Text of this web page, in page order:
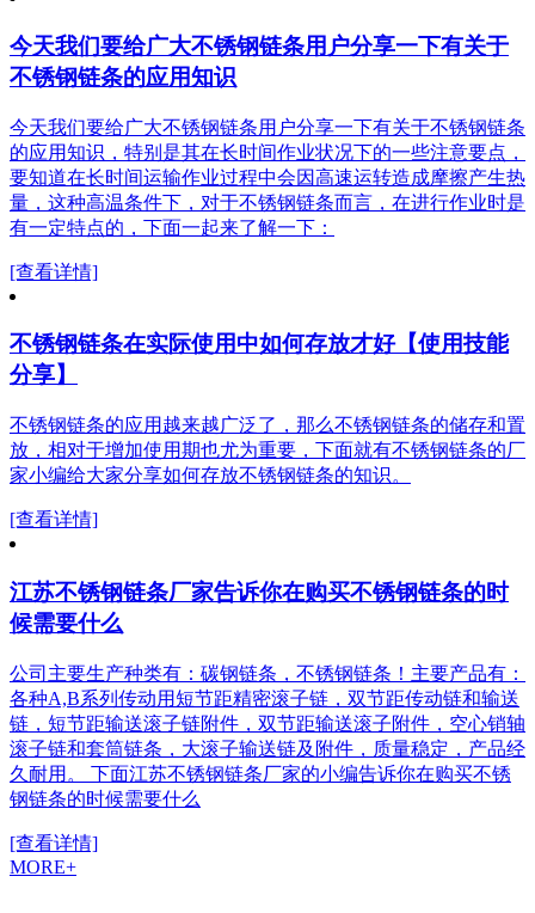
今天我们要给广大不锈钢链条用户分享一下有关于
不锈钢链条的应用知识
今天我们要给广大不锈钢链条用户分享一下有关于不锈钢链条
的应用知识，特别是其在长时间作业状况下的一些注意要点，
要知道在长时间运输作业过程中会因高速运转造成摩擦产生热
量，这种高温条件下，对于不锈钢链条而言，在进行作业时是
有一定特点的，下面一起来了解一下：
[查看详情]
不锈钢链条在实际使用中如何存放才好【使用技能
分享】
不锈钢链条的应用越来越广泛了，那么不锈钢链条的储存和置
放，相对于增加使用期也尤为重要，下面就有不锈钢链条的厂
家小编给大家分享如何存放不锈钢链条的知识。
[查看详情]
江苏不锈钢链条厂家告诉你在购买不锈钢链条的时
候需要什么
公司主要生产种类有：碳钢链条，不锈钢链条！主要产品有：
各种A,B系列传动用短节距精密滚子链，双节距传动链和输送
链，短节距输送滚子链附件，双节距输送滚子附件，空心销轴
滚子链和套筒链条，大滚子输送链及附件，质量稳定，产品经
久耐用。 下面江苏不锈钢链条厂家的小编告诉你在购买不锈
钢链条的时候需要什么
[查看详情]
MORE+